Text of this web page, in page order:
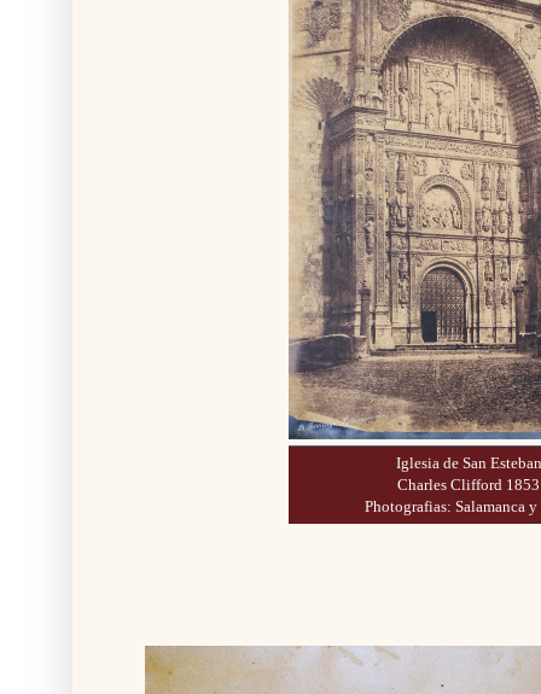
Iglesia de San
Charles Clifford
Photografias: Salamanca